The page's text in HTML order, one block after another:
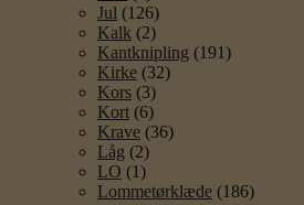
Jul (126)
Kalk (2)
Kantknipling (191)
Kirke (32)
Kors (3)
Kort (6)
Krave (36)
Låg (2)
LO (1)
Lommetørklæde (186)